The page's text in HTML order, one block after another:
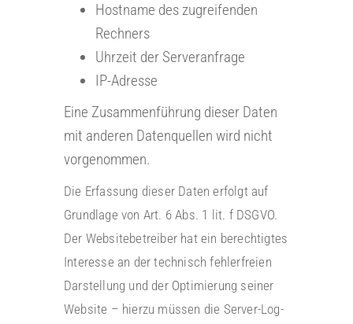
Hostname des zugreifenden
Rechners
Uhrzeit der Serveranfrage
IP-Adresse
Eine Zusammenführung dieser Daten
mit anderen Datenquellen wird nicht
vorgenommen.
Die Erfassung dieser Daten erfolgt auf
Grundlage von Art. 6 Abs. 1 lit. f DSGVO.
Der Websitebetreiber hat ein berechtigtes
Interesse an der technisch fehlerfreien
Darstellung und der Optimierung seiner
Website – hierzu müssen die Server-Log-